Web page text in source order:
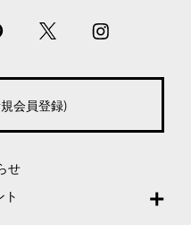
会員登録)
せ
ト